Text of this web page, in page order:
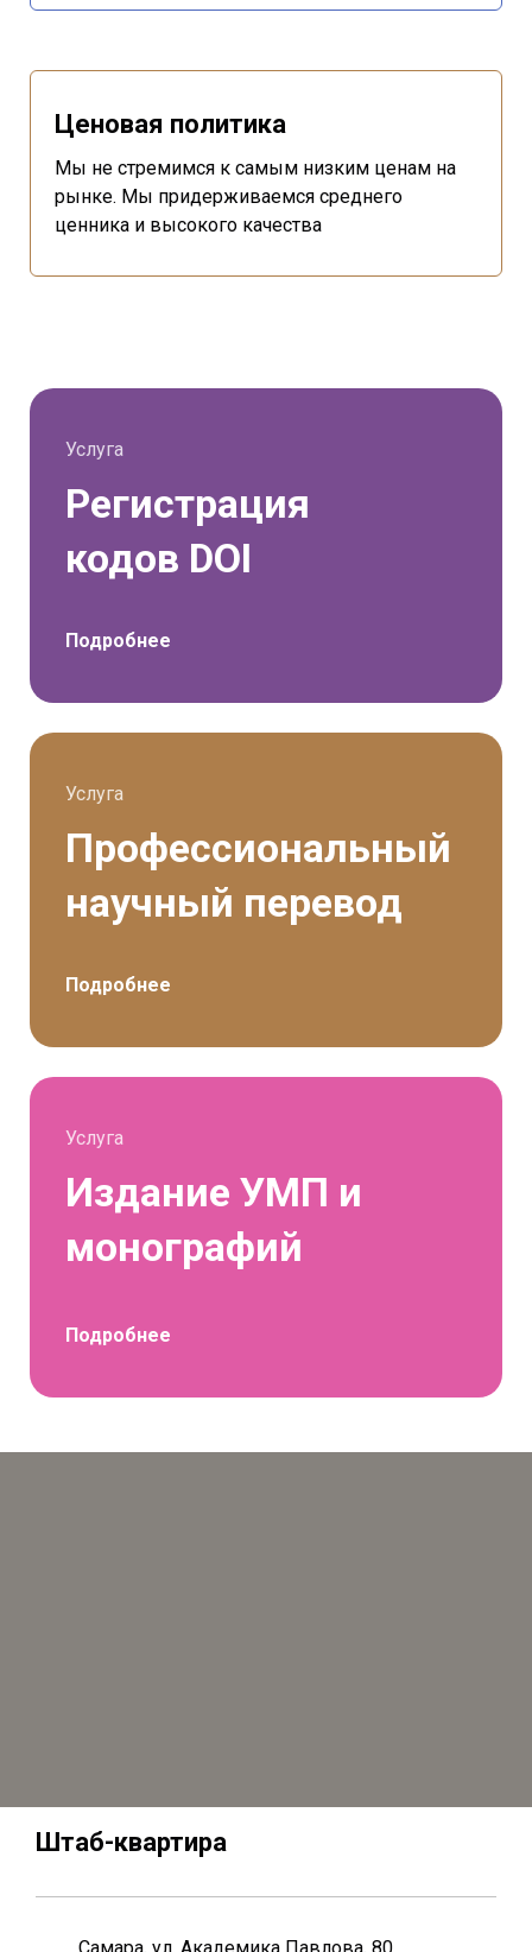
Ценовая политика
Мы не стремимся к самым низким ценам на
рынке. Мы придерживаемся среднего
ценника и высокого качества
Услуга
Регистрация
кодов DOI
Подробнее
Услуга
Профессиональный
научный перевод
Подробнее
Услуга
Издание УМП и
монографий
Подробнее
Штаб-квартира